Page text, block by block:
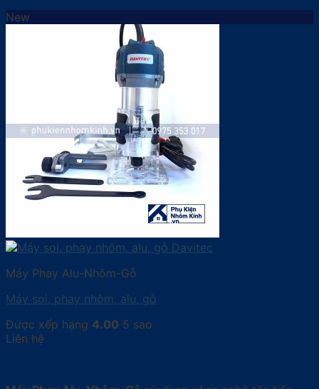
New
Máy Phay Alu-Nhôm-Gỗ
Máy soi, phay nhôm, alu, gỗ
Được xếp hạng 4.00 5 sao
Liên hệ